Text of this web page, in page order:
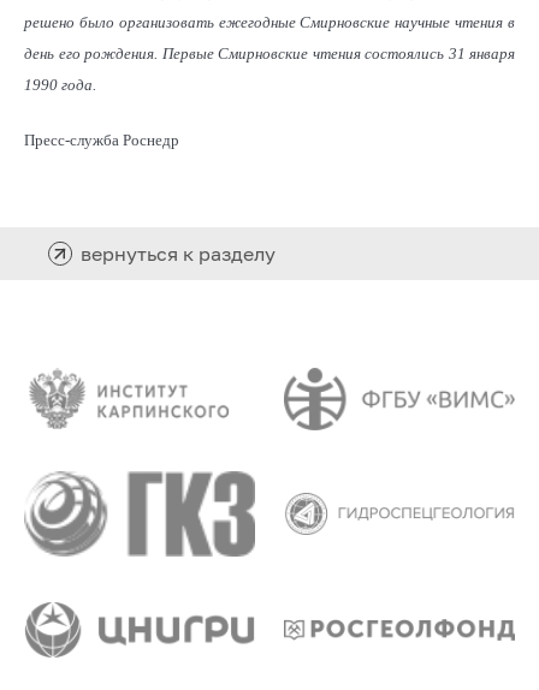
решено было организовать ежегодные Смирновские научные чтения в
день его рождения. Первые Смирновские чтения состоялись 31 января
1990 года.
Пресс-служба Роснедр
вернуться к разделу